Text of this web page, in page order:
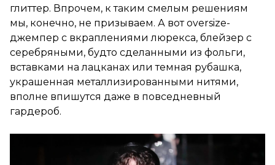
глиттер. Впрочем, к таким смелым решениям
мы, конечно, не призываем. А вот oversize-
джемпер с вкраплениями люрекса, блейзер с
серебряными, будто сделанными из фольги,
вставками на лацканах или темная рубашка,
украшенная металлизированными нитями,
вполне впишутся даже в повседневный
гардероб.